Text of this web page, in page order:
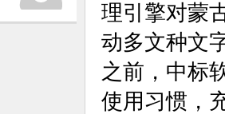
理引擎对蒙
动多文种文
之前，中标
使用习惯，